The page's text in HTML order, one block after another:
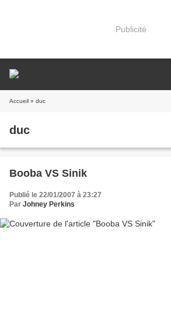
Publicité
Accueil » duc
duc
Booba VS Sinik
Publié le 22/01/2007 à 23:27
Par Johney Perkins